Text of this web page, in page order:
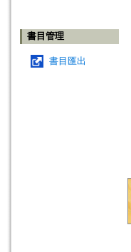
書目管理
書目匯出